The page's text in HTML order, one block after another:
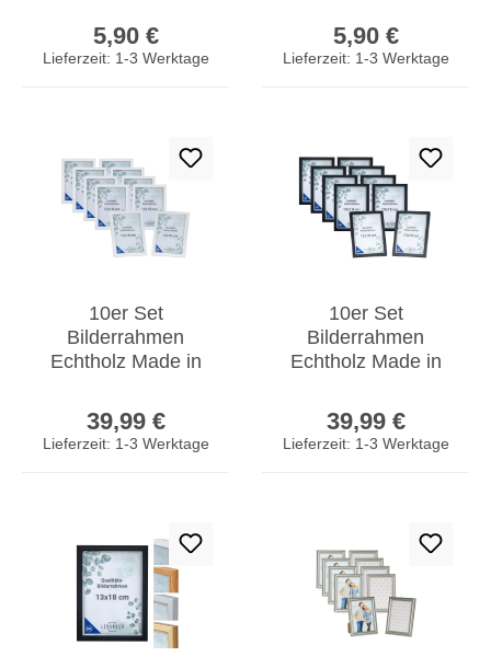
Fotorahmen
Kiefernholz
5,90 €
Lieferzeit: 1-3 Werktage
Fotorahmen
Kiefernholz
5,90 €
Lieferzeit: 1-3 Werktage
10er Set
Bilderrahmen
Echtholz Made in
Glasscheibe
Fotorahmen
39,99 €
Lieferzeit: 1-3 Werktage
10er Set
Bilderrahmen
Echtholz Made in
Glasscheibe
Fotorahmen
39,99 €
Lieferzeit: 1-3 Werktage